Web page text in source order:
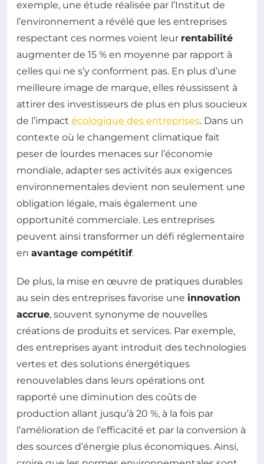
exemple, une étude réalisée par l’Institut de
l’environnement a révélé que les entreprises
respectant ces normes voient leur rentabilité
augmenter de 15 % en moyenne par rapport à
celles qui ne s’y conforment pas. En plus d’une
meilleure image de marque, elles réussissent à
attirer des investisseurs de plus en plus soucieux
de l’impact écologique des entreprises. Dans un
contexte où le changement climatique fait
peser de lourdes menaces sur l’économie
mondiale, adapter ses activités aux exigences
environnementales devient non seulement une
obligation légale, mais également une
opportunité commerciale. Les entreprises
peuvent ainsi transformer un défi réglementaire
en avantage compétitif.
De plus, la mise en œuvre de pratiques durables
au sein des entreprises favorise une innovation
accrue, souvent synonyme de nouvelles
créations de produits et services. Par exemple,
des entreprises ayant introduit des technologies
vertes et des solutions énergétiques
renouvelables dans leurs opérations ont
rapporté une diminution des coûts de
production allant jusqu’à 20 %, à la fois par
l’amélioration de l’efficacité et par la conversion à
des sources d’énergie plus économiques. Ainsi,